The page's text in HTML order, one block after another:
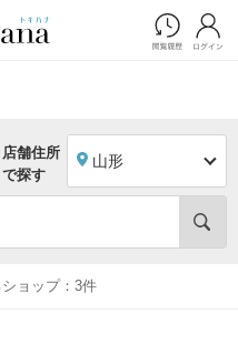
店舗住所
で探す
山形
ョップ：3件